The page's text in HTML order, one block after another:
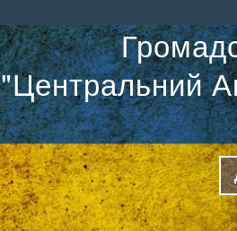
"Центральний